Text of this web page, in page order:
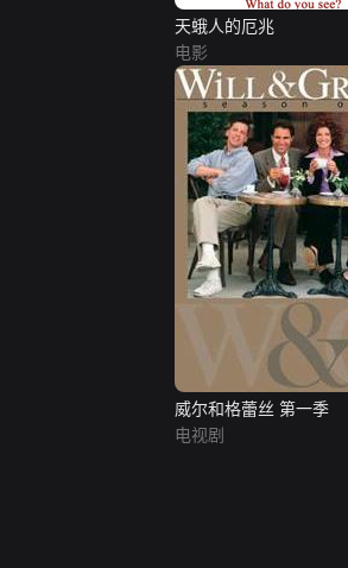
天蛾人的厄兆
电影
威尔和格蕾丝 第一季
电视剧